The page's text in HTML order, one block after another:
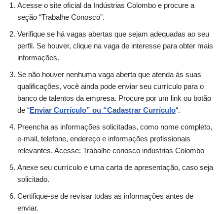
Acesse o site oficial da Indústrias Colombo e procure a
seção “Trabalhe Conosco”.
Verifique se há vagas abertas que sejam adequadas ao seu
perfil. Se houver, clique na vaga de interesse para obter mais
informações.
Se não houver nenhuma vaga aberta que atenda às suas
qualificações, você ainda pode enviar seu currículo para o
banco de talentos da empresa. Procure por um link ou botão
de “Enviar Currículo” ou “Cadastrar Currículo“.
Preencha as informações solicitadas, como nome completo,
e-mail, telefone, endereço e informações profissionais
relevantes. Acesse: Trabalhe conosco industrias Colombo
Anexe seu currículo e uma carta de apresentação, caso seja
solicitado.
Certifique-se de revisar todas as informações antes de
enviar.